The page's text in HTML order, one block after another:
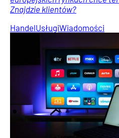
Znajdzie klientów?
HandelUsługiWiadomości